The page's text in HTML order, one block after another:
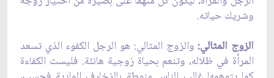
وشريك حياته.
الزوج المثالي:والزوج المثالي: هو الرجل الكفوء الذي تسعد
المرأة في ظلاله، وتنعم بحياة زوجية هانئة. فليست الكفاءة